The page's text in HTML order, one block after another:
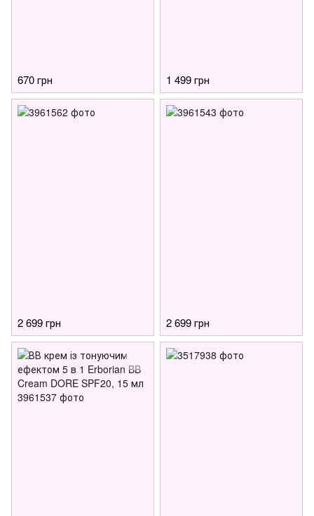
670 грн 1 499 грн
2 699 грн 2 699 грн